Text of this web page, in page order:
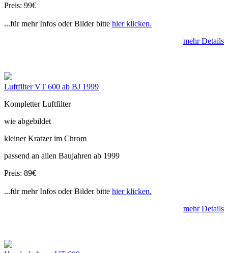
Preis: 99€
...für mehr Infos oder Bilder bitte hier klicken.
mehr Details
Luftfilter VT 600 ab BJ 1999
Kompletter Luftfilter
wie abgebildet
kleiner Kratzer im Chrom
passend an allen Baujahren ab 1999
Preis: 89€
...für mehr Infos oder Bilder bitte hier klicken.
mehr Details